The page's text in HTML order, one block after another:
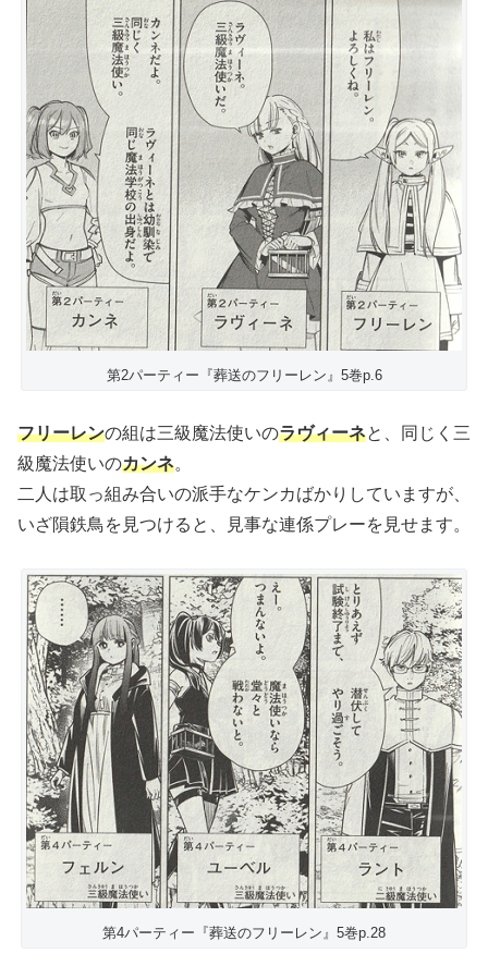
第2パーティー『葬送のフリーレン』5巻p.6
フリーレンの組は三級魔法使いのラヴィーネと、同じく三
級魔法使いのカンネ。
二人は取っ組み合いの派手なケンカばかりしていますが、
いざ隕鉄鳥を見つけると、見事な連係プレーを見せます。
第4パーティー『葬送のフリーレン』5巻p.28